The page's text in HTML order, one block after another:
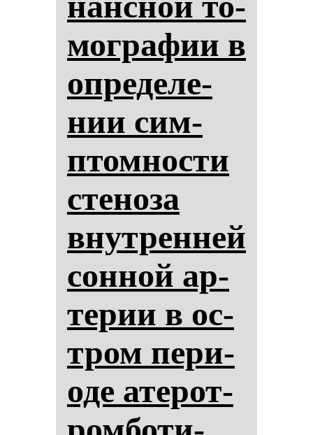
мог­ра­фии в
оп­ре­де­ле­
нии сим­
птом­нос­ти
сте­но­за
внут­рен­ней
сон­ной ар­
те­рии в ос­
тром пе­ри­
оде ате­рот­